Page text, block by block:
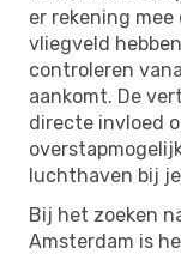
er rekening
vliegveld
controleren
aankomt. De
directe invloed
luchthaven bij
Bij het zoeken
Amsterdam is